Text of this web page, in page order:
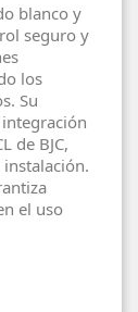
blanco y
seguro y
los
Su
de BJC,
el uso